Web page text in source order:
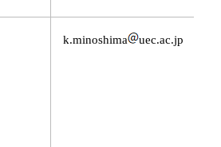
k.minoshima uec.ac.jp